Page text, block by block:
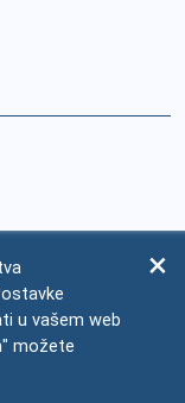
u vašem web
možete